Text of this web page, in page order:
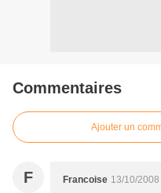
Commentaires
Ajouter un
F Francoise 13/10/